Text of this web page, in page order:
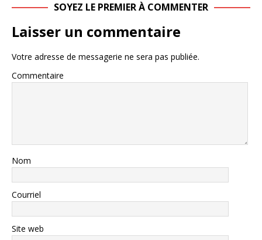
SOYEZ LE PREMIER À COMMENTER
Laisser un commentaire
Votre adresse de messagerie ne sera pas publiée.
Commentaire
Nom
Courriel
Site web